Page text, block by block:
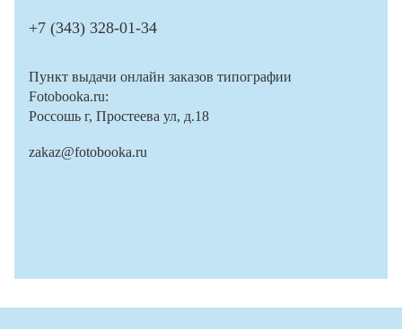
+7 (343) 328-01-34
Пункт выдачи онлайн заказов типографии
Fotobooka.ru:
Россошь г, Простеева ул, д.18
zakaz@fotobooka.ru